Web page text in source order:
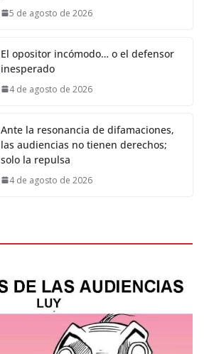
5 de agosto de 2026
El opositor incómodo… o el defensor
inesperado
4 de agosto de 2026
Ante la resonancia de difamaciones,
las audiencias no tienen derechos;
solo la repulsa
4 de agosto de 2026